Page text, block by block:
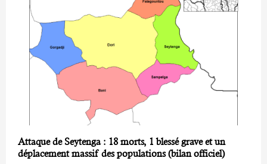
Attaque de Seytenga : 18 morts, 1 blessé grave et un
déplacement massif des populations (bilan officiel)